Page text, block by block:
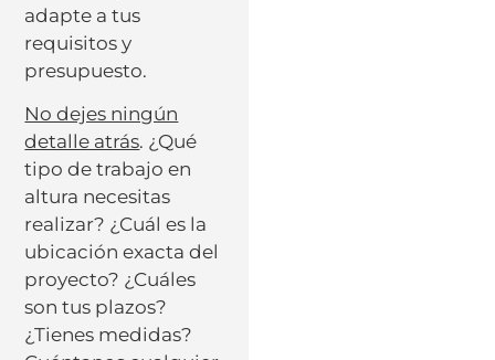
adapte a tus
requisitos y
presupuesto.
No dejes ningún
detalle atrás. ¿Qué
tipo de trabajo en
altura necesitas
realizar? ¿Cuál es la
ubicación exacta del
proyecto? ¿Cuáles
son tus plazos?
¿Tienes medidas?